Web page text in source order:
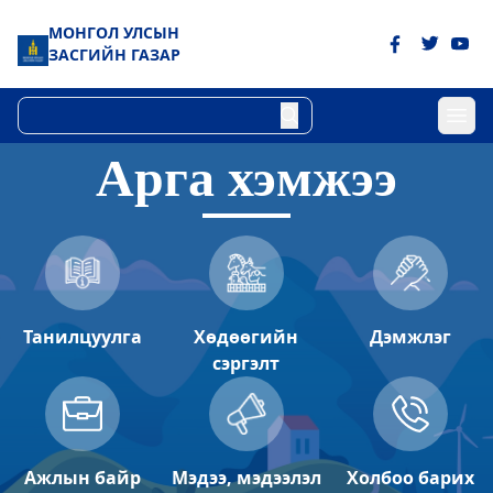
Төрийн цахим үйлчилгээний хэлтэс
Дэлгэрэнгүй
Булган аймгийн Хүнс хөдөө аж ахуйн
газар
2023-06-06 15:07:51
Дэлгэрэнгүй
Булган аймгийн Газрын харилцаа
барилга хот байгуулалтын газар
МОНГОЛ УЛСЫН
ЗАСГИЙН ГАЗАР
Арга хэмжээ
Танилцуулга
Хөдөөгийн
сэргэлт
Дэмжлэг
Ажлын байр Мэдээ, мэдээлэл Холбоо барих